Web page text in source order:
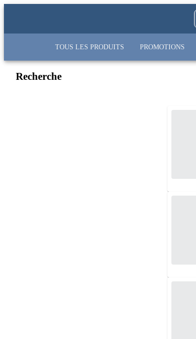
TOUS LES PRODUITS PROMOTIONS
Recherche